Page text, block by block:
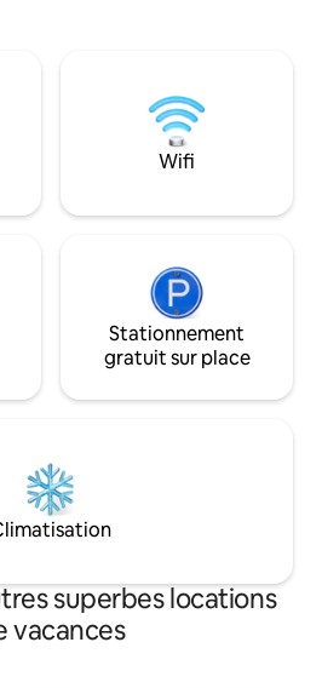
restaurants,
Ce
confortable et
climatisation et
télévision
Wifi
Stationnement
gratuit sur place
superbes locations
vacances